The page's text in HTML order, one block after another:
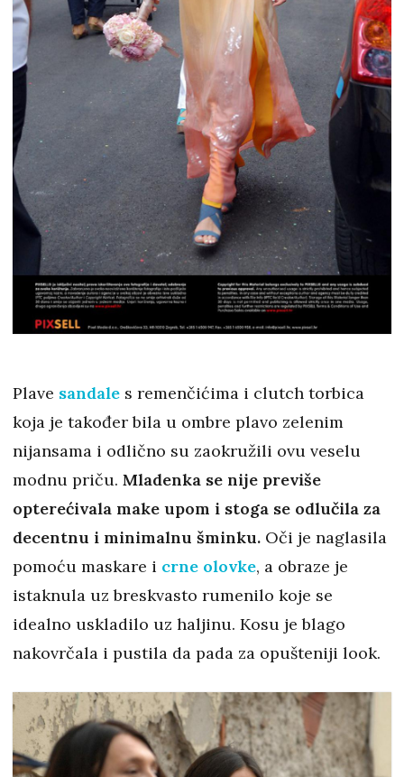
Plave sandale s remenčićima i clutch torbica
koja je također bila u ombre plavo zelenim
nijansama i odlično su zaokružili ovu veselu
modnu priču. Mladenka se nije previše
opterećivala make upom i stoga se odlučila za
decentnu i minimalnu šminku. Oči je naglasila
pomoću maskare i crne olovke, a obraze je
istaknula uz breskvasto rumenilo koje se
idealno uskladilo uz haljinu. Kosu je blago
nakovrčala i pustila da pada za opušteniji look.